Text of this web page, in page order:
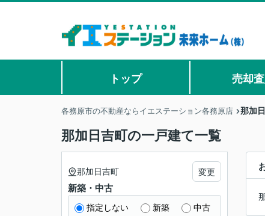
トップ 売却
各務原市の不動産ならイエステーション各務原店 那加
那加日吉町の一戸建て一覧
那加日吉町 変更
新築・中古
指定しない 新築 中古